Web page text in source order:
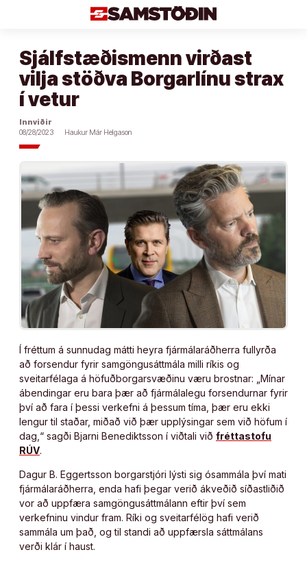
Sjálfstæðismenn virðast
vilja stöðva Borgarlínu strax
í vetur
Innviðir
08/28/2023
Haukur Már Helgason
Í fréttum á sunnudag mátti heyra fjármálaráðherra fullyrða
að forsendur fyrir samgöngusáttmála milli ríkis og
sveitarfélaga á höfuðborgarsvæðinu væru brostnar: „Mínar
ábendingar eru bara þær að fjármálalegu forsendurnar fyrir
því að fara í þessi verkefni á þessum tíma, þær eru ekki
lengur til staðar, miðað við þær upplýsingar sem við höfum í
dag,“ sagði Bjarni Benediktsson í viðtali við fréttastofu
RÚV.
Dagur B. Eggertsson borgarstjóri lýsti sig ósammála því mati
fjármálaráðherra, enda hafi þegar verið ákveðið síðastliðið
vor að uppfæra samgöngusáttmálann eftir því sem
verkefninu vindur fram. Ríki og sveitarfélög hafi verið
sammála um það, og til standi að uppfærsla sáttmálans
verði klár í haust.